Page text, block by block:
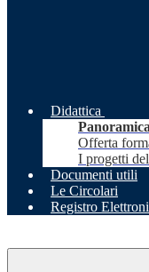
Didattica
Panoramica
Offerta
I progetti
Documenti utili
Le Circolari
Registro